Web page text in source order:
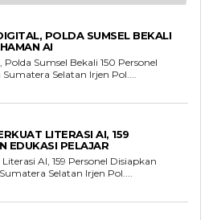
POLDA SUMSEL BEKALI
AI
Sumsel Bekali 150 Personel
AI Kapolda Sumatera Selatan Irjen Pol....
LITERASI AI, 159
EDUKASI PELAJAR
AI, 159 Personel Disiapkan
Kapolda Sumatera Selatan Irjen Pol....